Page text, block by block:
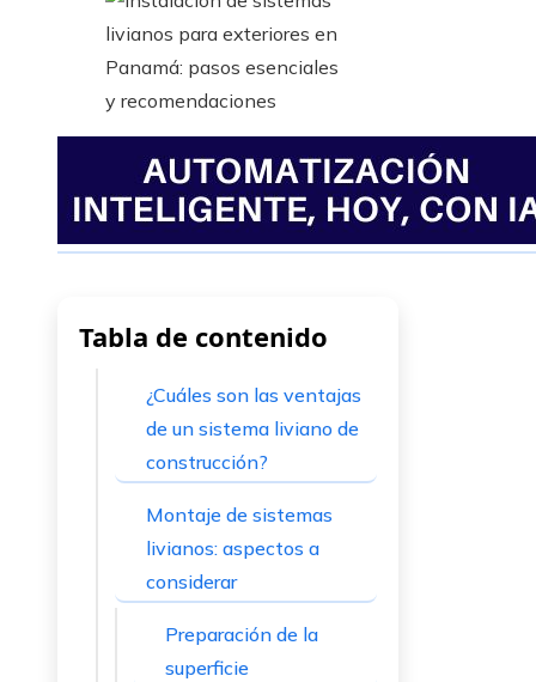
Tabla de contenido
¿Cuáles son las ventajas
de un sistema liviano de
construcción?
Montaje de sistemas
livianos: aspectos a
considerar
Preparación de la
superficie